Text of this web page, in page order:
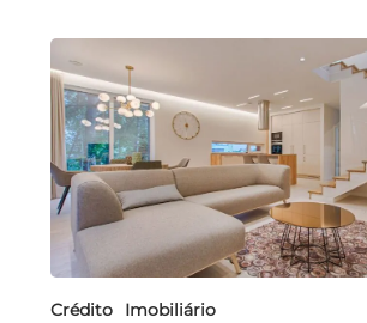
Crédito Imobiliário